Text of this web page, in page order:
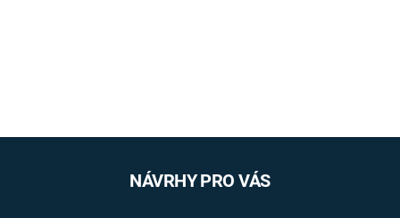
NÁVRHY PRO VÁS